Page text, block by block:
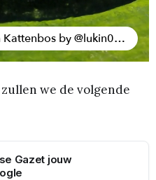
we de volgende
Gazet jouw